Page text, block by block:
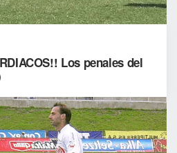
Los penales del